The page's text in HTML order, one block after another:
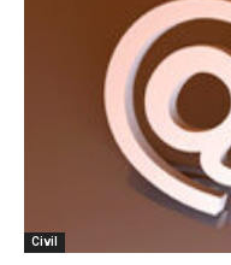
Civil